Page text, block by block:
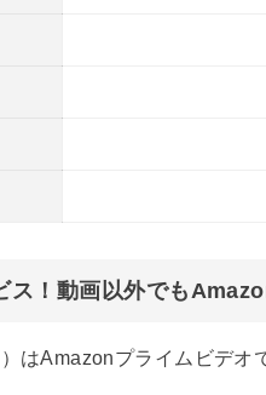
ス！動画以外でも
はAmazonプライムビデオ